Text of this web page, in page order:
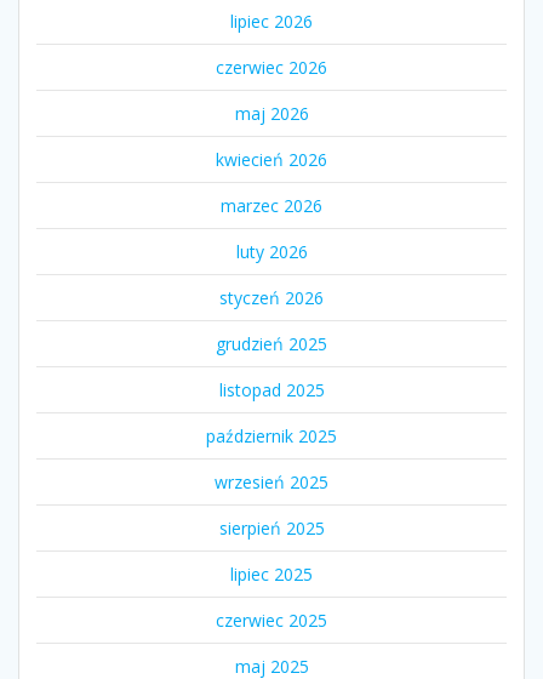
lipiec 2026
czerwiec 2026
maj 2026
kwiecień 2026
marzec 2026
luty 2026
styczeń 2026
grudzień 2025
listopad 2025
październik 2025
wrzesień 2025
sierpień 2025
lipiec 2025
czerwiec 2025
maj 2025